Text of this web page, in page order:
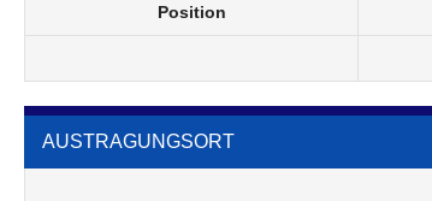
Position
AUSTRAGUNGSORT